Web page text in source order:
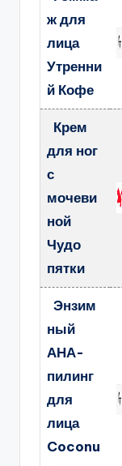
ж для
лица
Утренни
й Кофе
Крем
для ног
с
мочеви
ной
Чудо
пятки
Энзим
ный
АНА-
пилинг
для
лица
Coconu